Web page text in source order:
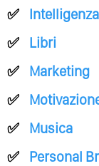
Libri
Marketing
Musica
Personal